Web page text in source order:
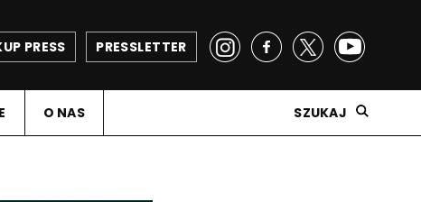
PRESSLETTER
PRESS
O NAS SZUKAJ